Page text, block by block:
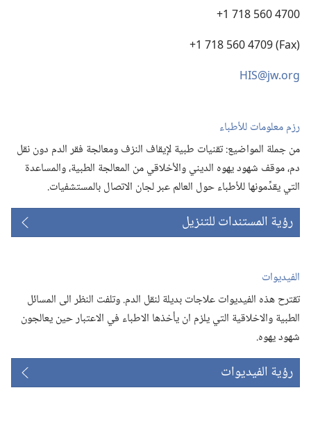
‎+‎1‎ 718‎ 560‎ 4700‎
‎+‎1‎ 718‎ 560‎ 4709‎ ‎(‎Fax‎)‎
HIS‎@‎jw‎.‎org
رزم معلومات للأطباء
من جملة المواضيع:‏ تقنيات طبية لإيقاف النزف ومعالجة فقر الدم دون نقل
دم،‏ موقف شهود يهوه الديني والأخلاقي من المعالجة الطبية،‏ والمساعدة
التي يقدِّمونها للأطباء حول العالم عبر لجان الاتصال بالمستشفيات.‏
رؤية المستندات للتنزيل
الفيديوات
تقترح هذه الفيديوات علاجات بديلة لنقل الدم.‏ وتلفت النظر الى المسائل
الطبية والاخلاقية التي يلزم ان يأخذها الاطباء في الاعتبار حين يعالجون
شهود يهوه.‏
رؤية الفيديوات